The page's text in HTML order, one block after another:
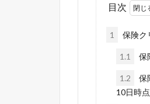
目次
1 保険ク
1.1 保
1.2
保
10日時点